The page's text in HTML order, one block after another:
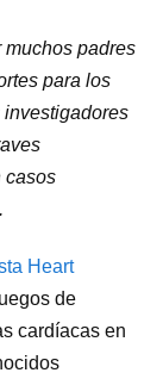
padres
para los
investigadores
casos
Heart
de
cardíacas en